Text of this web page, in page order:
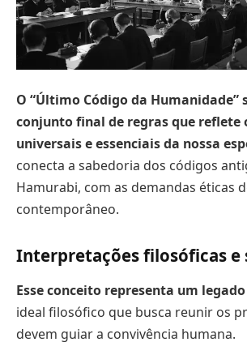
O “Último Código da Humanidade”
conjunto final de regras que reflete
universais e essenciais da nossa
conecta a sabedoria dos códigos
Hamurabi, com as demandas éticas
contemporâneo.
Interpretações filosóficas e
Esse conceito representa um
ideal filosófico que busca reunir os
devem guiar a convivência humana.